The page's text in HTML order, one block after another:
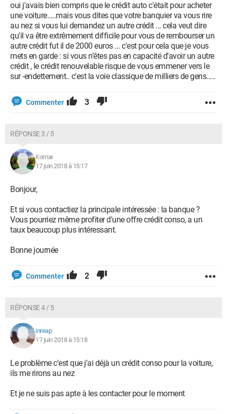
oui j'avais bien compris que le crédit auto c'était pour acheter
une voiture.....mais vous dites que votre banquier va vous rire
au nez si vous lui demandez un autre crédit ... cela veut dire
qu'il va être extrêmement difficile pour vous de rembourser un
autre crédit fut il de 2000 euros ... c'est pour cela que je vous
mets en garde : si vous n’êtes pas en capacité d'avoir un autre
crédit , le crédit renouvelable risque de vous emmener vers le
sur -endettement.. c'est la voie classique de milliers de gens.....
Commenter 3
RÉPONSE 3 / 5
Komar
17 juin 2018 à 15:17
Bonjour,
Et si vous contactiez la principale intéressée : la banque ?
Vous pourriez même profiter d'une offre crédit conso, a un
taux beaucoup plus intéressant.
Bonne journée
Commenter 2
RÉPONSE 4 / 5
inreap
17 juin 2018 à 15:18
Le problème c'est que j'ai déjà un crédit conso pour la voiture,
ils me rirons au nez
Et je ne suis pas apte à les contacter pour le moment